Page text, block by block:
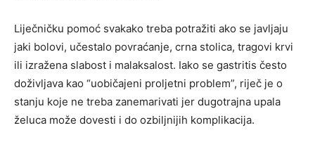
Liječničku pomoć svakako treba potražiti ako se javljaju
jaki bolovi, učestalo povraćanje, crna stolica, tragovi krvi
ili izražena slabost i malaksalost. Iako se gastritis često
doživljava kao “uobičajeni proljetni problem”, riječ je o
stanju koje ne treba zanemarivati jer dugotrajna upala
želuca može dovesti i do ozbiljnijih komplikacija.